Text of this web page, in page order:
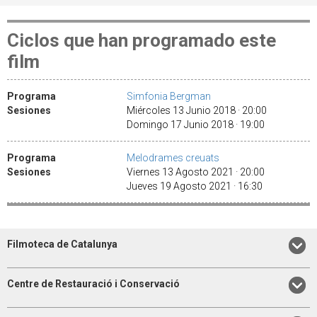
Ciclos que han programado este
film
Programa
Simfonia Bergman
Sesiones
Miércoles 13 Junio 2018 · 20:00
Domingo 17 Junio 2018 · 19:00
Programa
Melodrames creuats
Sesiones
Viernes 13 Agosto 2021 · 20:00
Jueves 19 Agosto 2021 · 16:30
Filmoteca de Catalunya
Centre de Restauració i Conservació